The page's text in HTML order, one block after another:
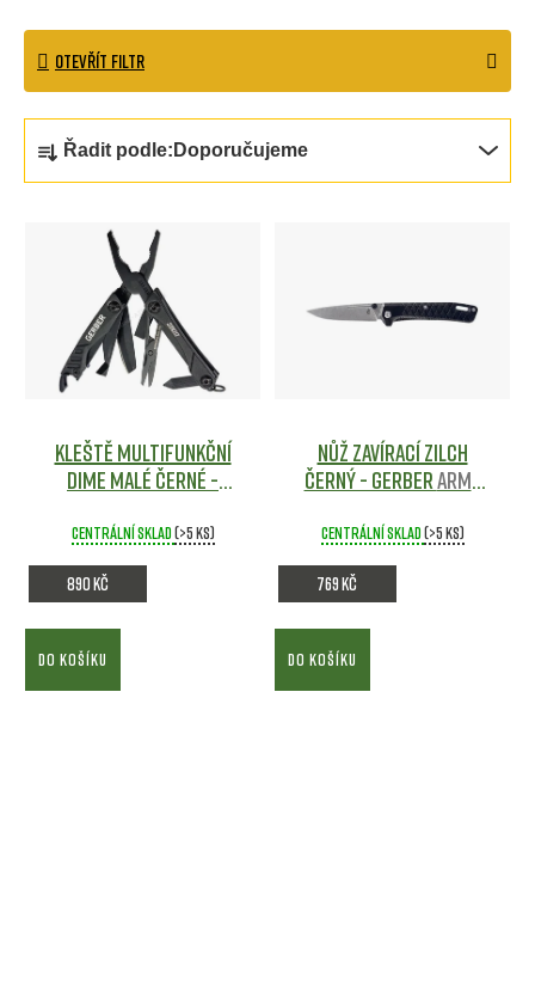
OTEVŘÍT FILTR
Ř
a
u
k
t
ů
Řadit podle: Doporučujeme
d
u
k
t
Kleště multifunkční
DIME malé ČERNÉ -
Centrální sklad(>5 ks)
890 Kč
DO KOŠÍKU
Nůž zavírací ZILCH
ČERNÝ - GERBERArmy
Centrální sklad(>5 ks)
769 Kč
DO KOŠÍKU